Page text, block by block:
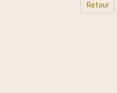
Retour